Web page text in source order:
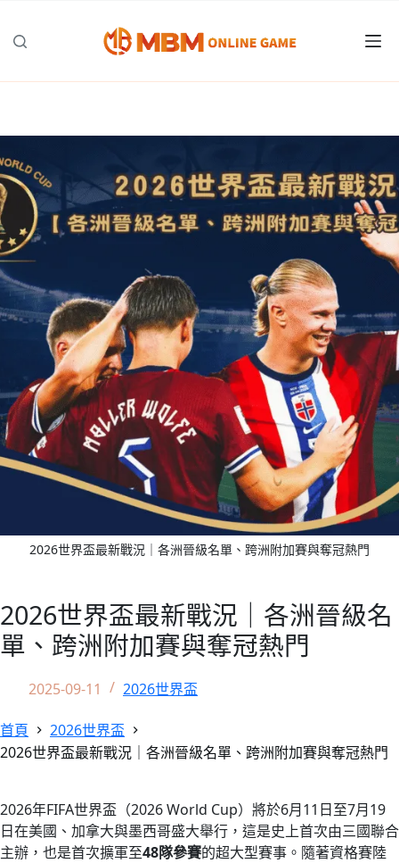
2026世界盃最新戰況｜各洲晉級名單、跨洲附加賽與奪冠熱門
2026世界盃最新戰況｜各洲晉級名
單、跨洲附加賽與奪冠熱門
2025-09-11 2026世界盃
首頁
2026世界盃
2026世界盃最新戰況｜各洲晉級名單、跨洲附加賽與奪冠熱門
2026年FIFA世界盃（2026 World Cup）將於6月11日至7月19
日在美國、加拿大與墨西哥盛大舉行，這是史上首次由三國聯合
主辦，也是首次擴軍至48隊參賽的超大型賽事。隨著資格賽陸